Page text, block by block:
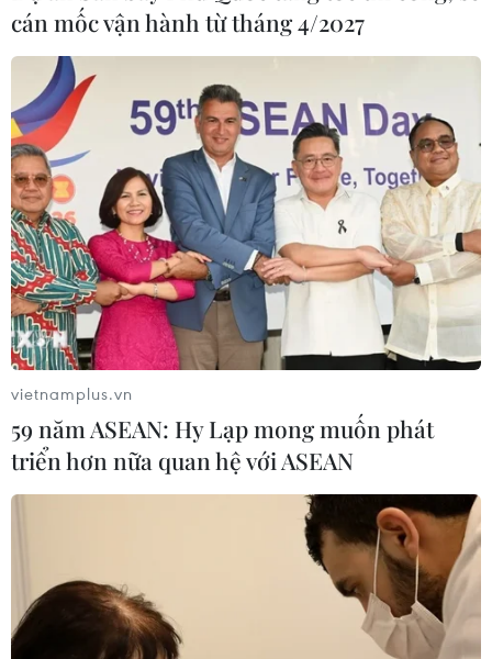
cán mốc vận hành từ tháng 4/2027
vietnamplus.vn
59 năm ASEAN: Hy Lạp mong muốn phát
triển hơn nữa quan hệ với ASEAN